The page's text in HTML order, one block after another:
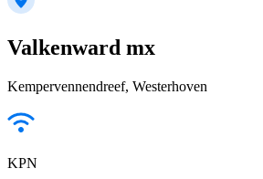
Valkenward mx
Kempervennendreef, Westerhoven
KPN